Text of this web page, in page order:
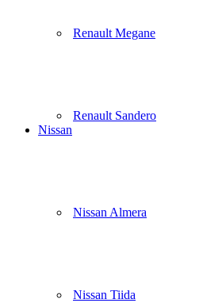
Renault Megane
Renault Sandero
Nissan
Nissan Almera
Nissan Tiida